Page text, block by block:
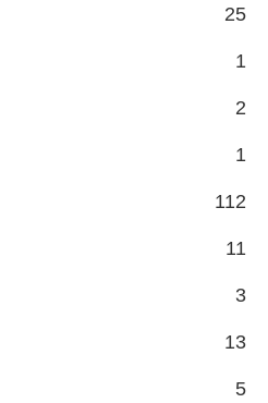
25
1
2
1
112
11
3
13
5